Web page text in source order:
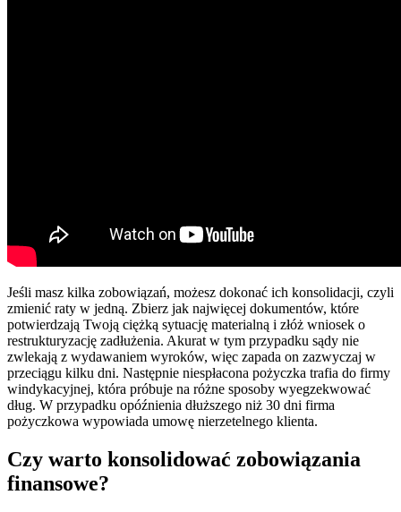
Jeśli masz kilka zobowiązań, możesz dokonać ich konsolidacji, czyli
zmienić raty w jedną. Zbierz jak najwięcej dokumentów, które
potwierdzają Twoją ciężką sytuację materialną i złóż wniosek o
restrukturyzację zadłużenia. Akurat w tym przypadku sądy nie
zwlekają z wydawaniem wyroków, więc zapada on zazwyczaj w
przeciągu kilku dni. Następnie niespłacona pożyczka trafia do firmy
windykacyjnej, która próbuje na różne sposoby wyegzekwować
dług. W przypadku opóźnienia dłuższego niż 30 dni firma
pożyczkowa wypowiada umowę nierzetelnego klienta.
Czy warto konsolidować zobowiązania
finansowe?